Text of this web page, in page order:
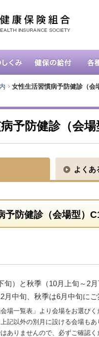
女性生活習慣病予防健診（会
予防健診（会
よくあ
予防健診（会場型）
旬）と秋季（10月上旬～2月
月中旬、秋季は6月中旬に
場一覧表」より会場をお選びく
記以外の別月に設ける会場もあ
ありませんので、必ずご確認く